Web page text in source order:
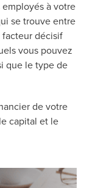
à votre
se trouve entre
facteur décisif
vous pouvez
que le type de
de votre
capital et le